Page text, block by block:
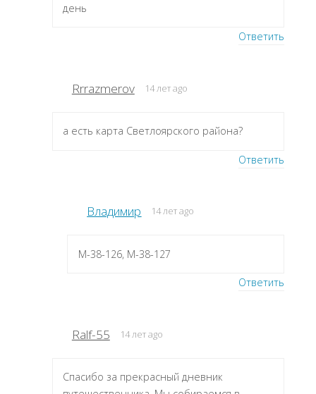
день
Ответить
Rrrazmerov 14 лет ago
а есть карта Светлоярского района?
Ответить
Владимир 14 лет ago
M-38-126, M-38-127
Ответить
Ralf-55 14 лет ago
Спасибо за прекрасный дневник